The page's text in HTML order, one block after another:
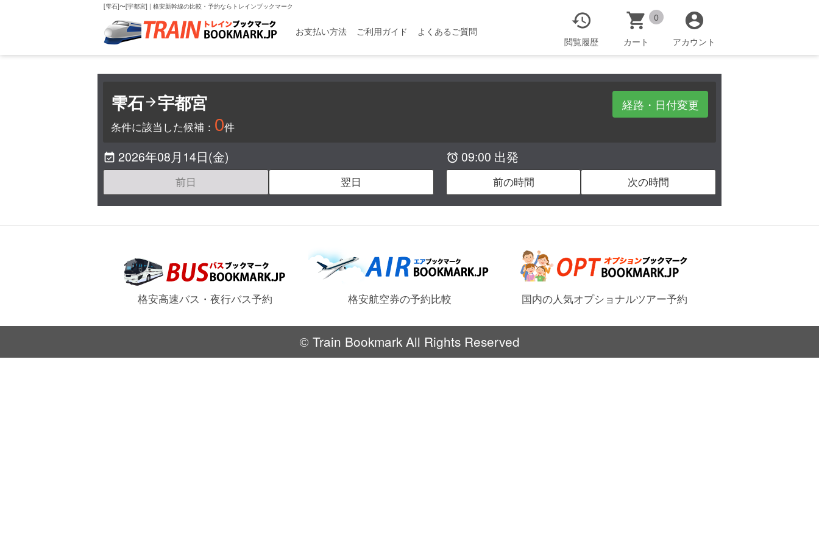
[雫石]〜[宇都宮] | 格安新幹線の比較・予約ならトレインブックマーク
お支払い方法 ご利用ガイド よくあるご質問 
閲覧履歴
0

カート

アカウント
経路・日付変更
雫石宇都宮
条件に該当した候補： 0件
 2026年08月14日(金)
前日 翌日
 09:00 出発
前の時間 次の時間
格安高速バス・夜行バス予約 格安航空券の予約比較 国内の人気オプショナルツアー予約
© Train Bookmark All Rights Reserved